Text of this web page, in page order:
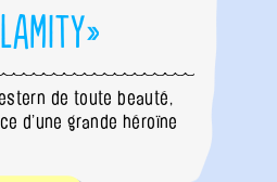
de toute beauté,
d’une grande héroïne